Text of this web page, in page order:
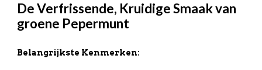
De Verfrissende, Kruidige Smaak van
groene Pepermunt
Belangrijkste Kenmerken: